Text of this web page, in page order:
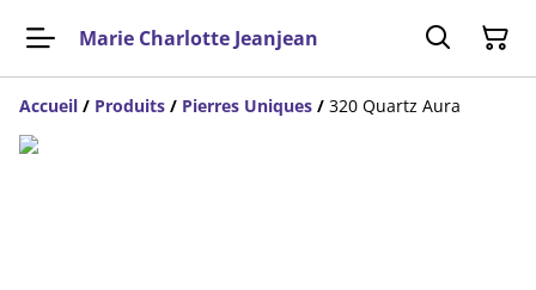
Marie Charlotte Jeanjean
Accueil / Produits / Pierres Uniques / 320 Quartz Aura